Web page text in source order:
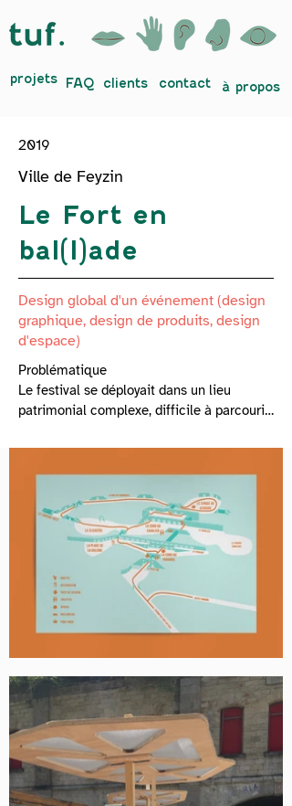
projets
à propos
contact
clients
FAQ
2019
Ville de Feyzin
Le Fort en
bal(l)ade
Design global d'un événement (design
graphique, design de produits, design
d'espace)
Problématique
Le festival se déployait dans un lieu
patrimonial complexe, difficile à parcourir,
affirmée.
L’expérience du public nécessitait une
meilleure orientation dans un espace
fragmenté, tout en renforçant l’ancrage
esthétique du festival dans son
environnement.
Solution apportée
l’architecture du fort, et d’un mobilier
intégrant un fil vert narratif et des touches
vives pour rythmer les parcours.
Résultats
Une expérience de visite fluide, sensible et